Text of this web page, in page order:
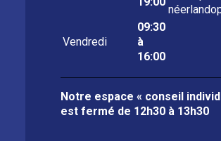
Vendredi
09:30
à
16:00
Notre espace « conseil
est fermé de 12h30 à 13h30